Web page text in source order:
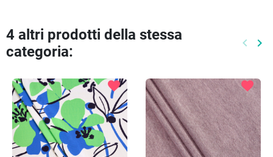
4 altri prodotti della stessa
categoria:
keyboard_arrow_left keyboard_arrow_right
favorite favorite